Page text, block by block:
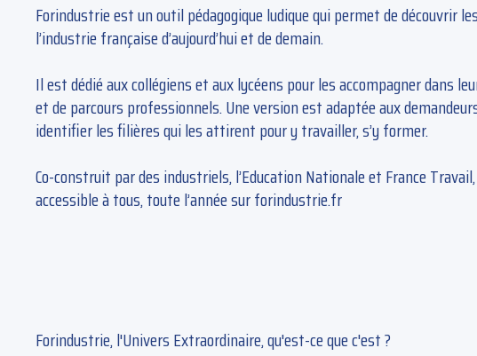
Forindustrie est un outil pédagogique ludique qui permet de découvrir
l’industrie française d’aujourd’hui et de demain.
Il est dédié aux collégiens et aux lycéens pour les accompagner dans
et de parcours professionnels. Une version est adaptée aux
identifier les filières qui les attirent pour y travailler, s’y former.
Co-construit par des industriels, l’Education Nationale et France
accessible à tous, toute l’année sur forindustrie.fr
Forindustrie, l'Univers Extraordinaire, qu'est-ce que c'est ?